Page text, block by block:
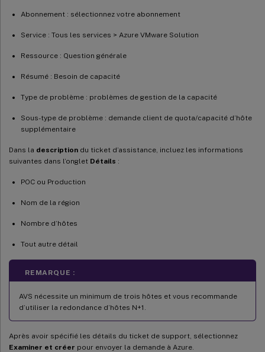
Abonnement : sélectionnez votre abonnement
Service : Tous les services > Azure VMware Solution
Ressource : Question générale
Résumé : Besoin de capacité
Type de problème : problèmes de gestion de la capacité
Sous-type de problème : demande client de quota/capacité d’hôte
supplémentaire
Dans la description du ticket d’assistance, incluez les informations
suivantes dans l’onglet Détails :
POC ou Production
Nom de la région
Nombre d’hôtes
Tout autre détail
REMARQUE :
AVS nécessite un minimum de trois hôtes et vous recommande
d’utiliser la redondance d’hôtes N+1.
Après avoir spécifié les détails du ticket de support, sélectionnez
Examiner et créer pour envoyer la demande à Azure.